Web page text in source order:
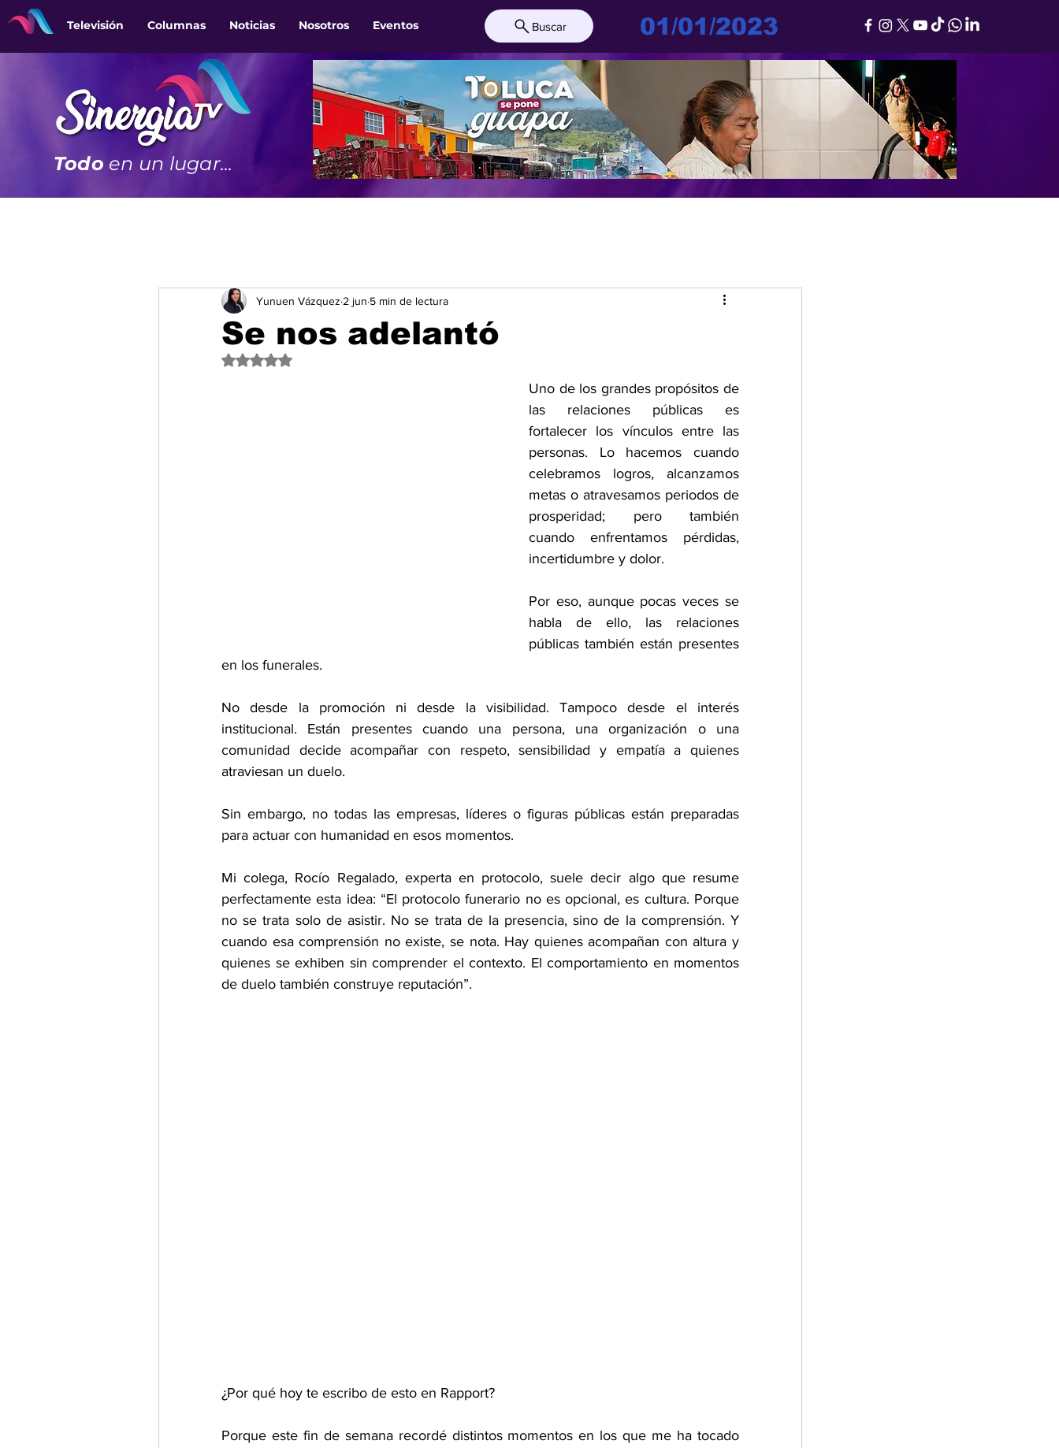
Televisión Columnas Noticias Nosotros Eventos Buscar 01/01/2023
Todo en un lugar...
Se nos adelantó
Yunuen Vázquez 2 jun 5 min de lectura
Obtuvo NaN de 5 estrellas.
Uno de los grandes propósitos de
las relaciones públicas es
fortalecer los vínculos entre las
personas. Lo hacemos cuando
celebramos logros, alcanzamos
metas o atravesamos periodos de
prosperidad; pero también
cuando enfrentamos pérdidas,
incertidumbre y dolor.
Por eso, aunque pocas veces se
habla de ello, las relaciones
públicas también están presentes
en los funerales.
No desde la promoción ni desde la visibilidad. Tampoco desde el interés
institucional. Están presentes cuando una persona, una organización o una
comunidad decide acompañar con respeto, sensibilidad y empatía a quienes
atraviesan un duelo.
Sin embargo, no todas las empresas, líderes o figuras públicas están preparadas
para actuar con humanidad en esos momentos.
Mi colega, Rocío Regalado, experta en protocolo, suele decir algo que resume
perfectamente esta idea: “El protocolo funerario no es opcional, es cultura. Porque
no se trata solo de asistir. No se trata de la presencia, sino de la comprensión. Y
cuando esa comprensión no existe, se nota. Hay quienes acompañan con altura y
quienes se exhiben sin comprender el contexto. El comportamiento en momentos
de duelo también construye reputación”.
¿Por qué hoy te escribo de esto en Rapport?
Porque este fin de semana recordé distintos momentos en los que me ha tocado